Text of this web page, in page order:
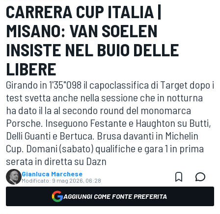
CARRERA CUP ITALIA |
MISANO: VAN SOELEN
INSISTE NEL BUIO DELLE
LIBERE
Girando in 1'35"098 il capoclassifica di Target dopo i
test svetta anche nella sessione che in notturna
ha dato il la al secondo round del monomarca
Porsche. Inseguono Festante e Haughton su Butti,
Delli Guanti e Bertuca. Brusa davanti in Michelin
Cup. Domani (sabato) qualifiche e gara 1 in prima
serata in diretta su Dazn
Gianluca Marchese
Modificato: 9 mag 2026, 06:28
AGGIUNGI COME FONTE PREFERITA